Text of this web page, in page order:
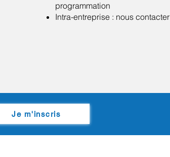
programmation
Intra-entreprise : nous contacter
Je m'inscris